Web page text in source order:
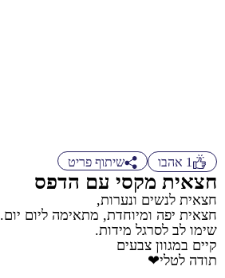
1 אהבו שיתוף פריט
חצאית מקסי עם הדפס
חצאית לנשים ונערות,
חצאית יפה ומיוחדת, מתאימה ליום יום.
שימו לב לסרגל מידות.
קיים במגוון צבעים
תודה לטלי❤